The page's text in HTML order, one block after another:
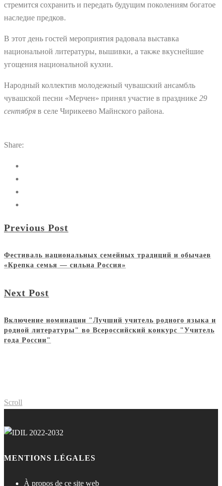
стремится сохранить и передать будущим поколениям богатое
наследие предков.
В этот день гостей мероприятия радовала выставка
национальной литературы, вышивки, а также вкуснейшие
угощения национальной кухни.
Народный коллектив молодежный чувашский ансамбль
чувашской песни «Мерчен» принял участие в празднике 29
сентября в селе Чирикеево Майнского района.
Share:
Previous Post
Фестиваль национальных семейных традиций и обычаев
«Крепка семья — сильна Россия»
Next Post
Включение номинации "Лучший учитель родного языка и
родной литературы" во Всероссийский конкурс "Учитель
года России"
Scroll
MENTIONS LÉGALES
À propos de ce site web